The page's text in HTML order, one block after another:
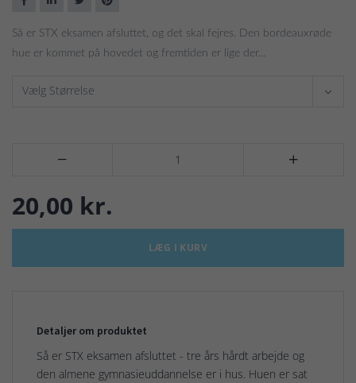
Så er STX eksamen afsluttet, og det skal fejres. Den bordeauxrøde
hue er kommet på hovedet og fremtiden er lige der...
Vælg Størrelse
 
20,00 kr.
LÆG I KURV
Detaljer om produktet
Så er STX eksamen afsluttet - tre års hårdt arbejde og
den almene gymnasieuddannelse er i hus. Huen er sat